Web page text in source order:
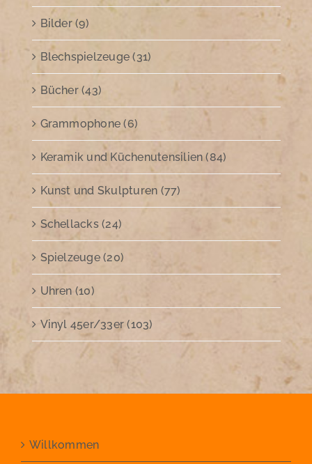
Bilder (9)
Blechspielzeuge (31)
Bücher (43)
Grammophone (6)
Keramik und Küchenutensilien (84)
Kunst und Skulpturen (77)
Schellacks (24)
Spielzeuge (20)
Uhren (10)
Vinyl 45er/33er (103)
Willkommen